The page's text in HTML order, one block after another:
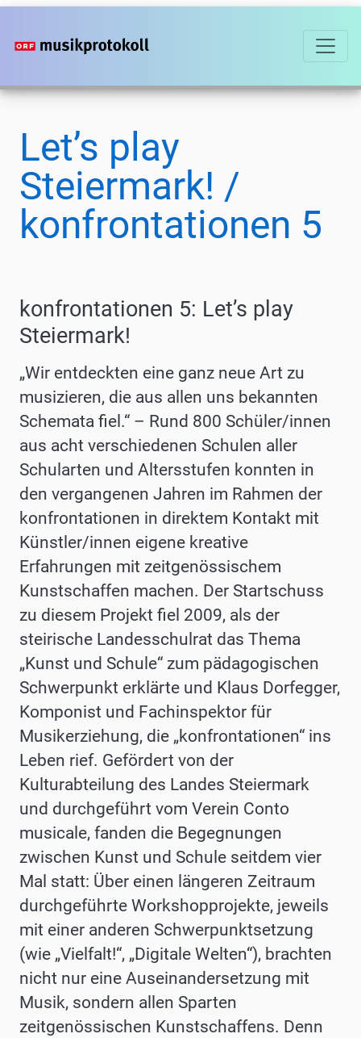
Direkt
zum
Let’s play
Steiermark! /
konfrontationen 5
konfrontationen 5: Let’s play
Steiermark!
„Wir entdeckten eine ganz neue Art zu
musizieren, die aus allen uns bekannten
Schemata fiel.“ – Rund 800 Schüler/innen
aus acht verschiedenen Schulen aller
Schularten und Altersstufen konnten in
den vergangenen Jahren im Rahmen der
konfrontationen in direktem Kontakt mit
Künstler/innen eigene kreative
Erfahrungen mit zeitgenössischem
Kunstschaffen machen. Der Startschuss
zu diesem Projekt fiel 2009, als der
steirische Landesschulrat das Thema
„Kunst und Schule“ zum pädagogischen
Schwerpunkt erklärte und Klaus Dorfegger,
Komponist und Fachinspektor für
Musikerziehung, die „konfrontationen“ ins
Leben rief. Gefördert von der
Kulturabteilung des Landes Steiermark
und durchgeführt vom Verein Conto
musicale, fanden die Begegnungen
zwischen Kunst und Schule seitdem vier
Mal statt: Über einen längeren Zeitraum
durchgeführte Workshopprojekte, jeweils
mit einer anderen Schwerpunktsetzung
(wie „Vielfalt!“, „Digitale Welten“), brachten
nicht nur eine Auseinandersetzung mit
Musik, sondern allen Sparten
zeitgenössischen Kunstschaffens. Denn